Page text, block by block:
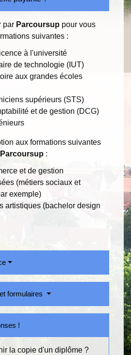
par Parcoursup pour vous
suivantes :
à l'université
de technologie (IUT)
aux grandes écoles
supérieurs (STS)
et de gestion (DCG)
aux formations suivantes
:
et de gestion
(métiers sociaux et
exemple)
artistiques (bachelor design
formulaires
!
la copie d'un diplôme ?